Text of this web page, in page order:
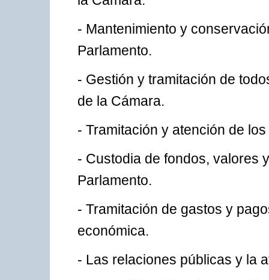
- Mantenimiento y
Parlamento.
- Gestión y tramitación de
de la Cámara.
- Tramitación y atención de
- Custodia de fondos, valores
Parlamento.
- Tramitación de gastos y
económica.
- Las relaciones públicas y la